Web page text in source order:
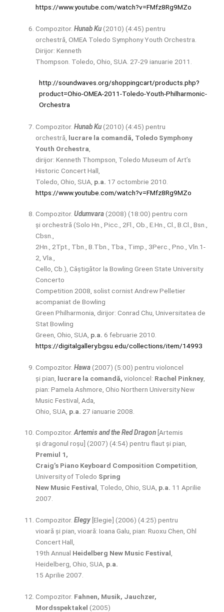
https://www.youtube.com/watch?v=FMfz8Rg9MZo
Compozitor.Hunab Ku(2010) (4:45) pentru
orchestră, OMEA Toledo Symphony Youth Orchestra.
Dirijor: Kenneth
Thompson. Toledo, Ohio, SUA. 27-29 ianuarie 2011.
http://soundwaves.org/shoppingcart/products.php?
product=Ohio-OMEA-2011-Toledo-Youth-Philharmonic-
Orchestra
Compozitor.Hunab Ku(2010) (4:45) pentru
orchestră, lucrare la comandă, Toledo Symphony
Youth Orchestra
dirijor: Kenneth Thompson, Toledo Museum of Art’s
Historic Concert Hall,
Toledo, Ohio, SUA, p.a. 17 octombrie 2010.
https://www.youtube.com/watch?v=FMfz8Rg9MZo
Compozitor.Udumvara(2008) (18:00) pentru corn
și orchestră (Solo Hn., Picc., 2Fl., Ob., E.Hn., Cl., B.Cl., Bsn.,
Cbsn.,
2Hn., 2Tpt., Tbn., B.Tbn., Tba., Timp., 3Perc., Pno., Vln.1-
2, Vla.,
Cello, Cb.), Câștigător la Bowling Green State University
Concerto
Competition 2008, solist cornist Andrew Pelletier
acompaniat de Bowling
Green Philharmonia, dirijor: Conrad Chu, Universitatea de
Stat Bowling
Green, Ohio, SUA, p.a. 6 februarie 2010.
https://digitalgallery.bgsu.edu/collections/item/14993
Compozitor.Hawa(2007) (5:00) pentru violoncel
și pian, lucrare la comandă, violoncel: Rachel Pinkney
pian: Pamela Ashmore, Ohio Northern University New
Music Festival, Ada,
Ohio, SUA, p.a. 27 ianuarie 2008.
Compozitor.Artemis and the Red Dragon [Artemis
și dragonul roșu] (2007) (4:54) pentru flaut și pian,
Premiul 1,
Craig’s Piano Keyboard Composition Competition,
University of Toledo Spring
New Music Festival, Toledo, Ohio, SUA, p.a. 11 Aprilie
2007.
Compozitor.Elegy [Elegie] (2006) (4:25) pentru
vioară și pian, vioară: Ioana Galu, pian: Ruoxu Chen, Ohl
Concert Hall,
19th Annual Heidelberg New Music Festival
Heidelberg, Ohio, SUA, p.a.
15 Aprilie 2007.
Compozitor. Fahnen, Musik, Jauchzer,
Mordsspektakel (2005)